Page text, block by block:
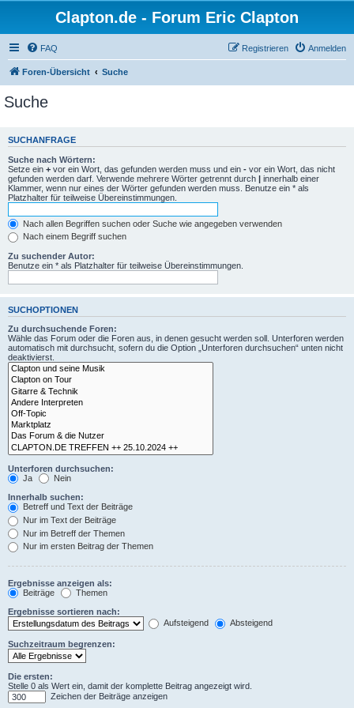
Clapton.de - Forum Eric Clapton
FAQ Anmelden
Registrieren
Foren-Übersicht Suche
Suche
SUCHANFRAGE
Suche nach Wörtern:
Setze ein + vor ein Wort, das gefunden werden muss und ein - vor ein Wort, das nicht
gefunden werden darf. Verwende mehrere Wörter getrennt durch | innerhalb einer
Klammer, wenn nur eines der Wörter gefunden werden muss. Benutze ein * als
Platzhalter für teilweise Übereinstimmungen.
Nach allen Begriffen suchen oder Suche wie angegeben verwenden
Nach einem Begriff suchen
Zu suchender Autor:
Benutze ein * als Platzhalter für teilweise Übereinstimmungen.
SUCHOPTIONEN
Zu durchsuchende Foren:
Wähle das Forum oder die Foren aus, in denen gesucht werden soll. Unterforen werden
automatisch mit durchsucht, sofern du die Option „Unterforen durchsuchen“ unten nicht
deaktivierst.
Unterforen durchsuchen:
Ja
Nein
Innerhalb suchen:
Betreff und Text der Beiträge
Nur im Text der Beiträge
Nur im Betreff der Themen
Nur im ersten Beitrag der Themen
Ergebnisse anzeigen als:
Beiträge
Themen
Ergebnisse sortieren nach:
Aufsteigend
Absteigend
Suchzeitraum begrenzen:
Die ersten:
Stelle 0 als Wert ein, damit der komplette Beitrag angezeigt wird.
Zeichen der Beiträge anzeigen